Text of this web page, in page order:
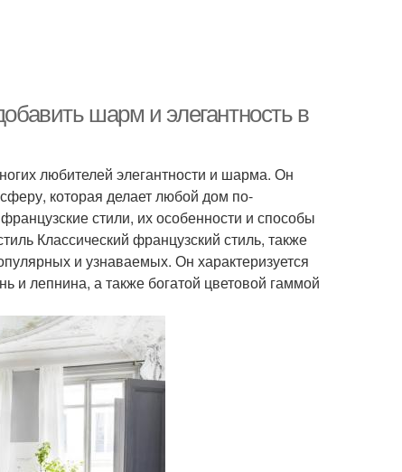
шарм и элегантность в
любителей элегантности и шарма. Он
которая делает любой дом по-
стили, их особенности и способы
Классический французский стиль, также
и узнаваемых. Он характеризуется
и лепнина, а также богатой цветовой гаммой